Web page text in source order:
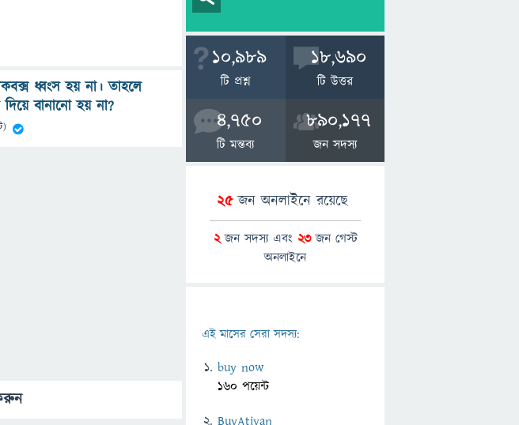
ধ্বংস হয় না। তাহলে
বানানো হয় না?
10,989
টি প্রশ্ন
18,690
টি উত্তর
4,750
টি মন্তব্য
890,177
জন সদস্য
25জন অনলাইনে রয়েছে
2জন সদস্য এবং 23জন গেস্ট
অনলাইনে
এই মাসের সেরা সদস্য:
buy now
160 পয়েন্ট
BuyAtivan